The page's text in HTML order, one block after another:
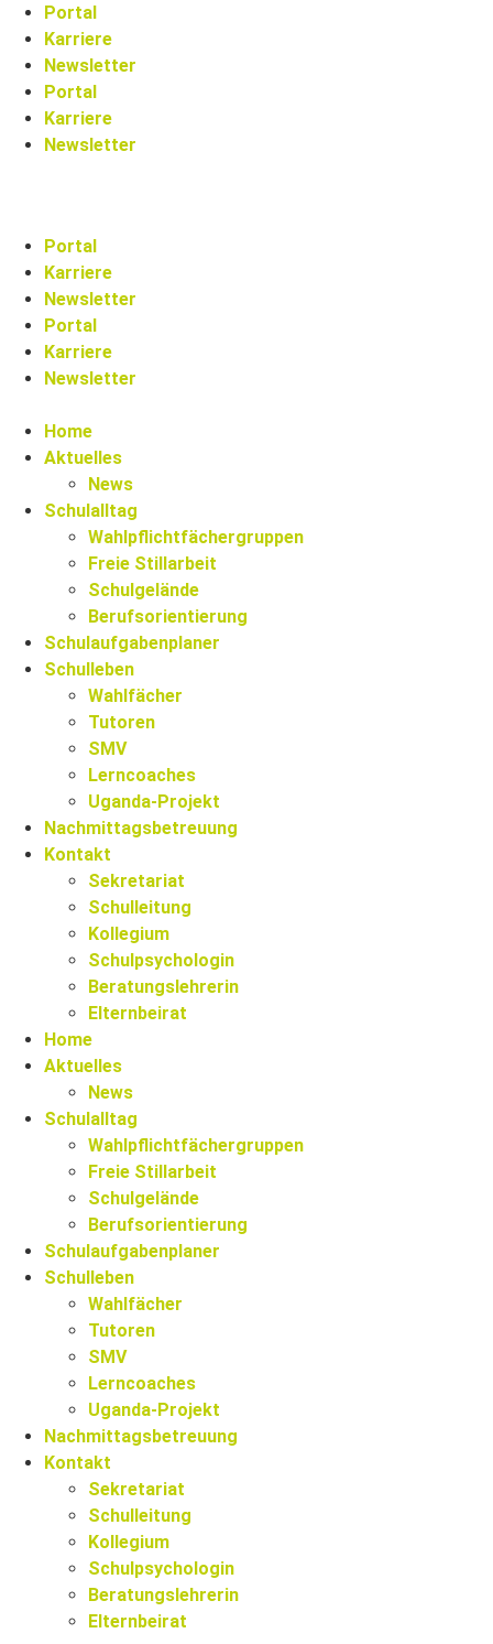
Zum
Inhalt
springen
Portal
Karriere
Newsletter
Portal
Karriere
Newsletter
Portal
Karriere
Newsletter
Portal
Karriere
Newsletter
Home
Aktuelles
News
Schulalltag
Wahlpflichtfächergruppen
Freie Stillarbeit
Schulgelände
Berufsorientierung
Schulaufgabenplaner
Schulleben
Wahlfächer
Tutoren
SMV
Lerncoaches
Uganda-Projekt
Nachmittagsbetreuung
Kontakt
Sekretariat
Schulleitung
Kollegium
Schulpsychologin
Beratungslehrerin
Elternbeirat
Home
Aktuelles
News
Schulalltag
Wahlpflichtfächergruppen
Freie Stillarbeit
Schulgelände
Berufsorientierung
Schulaufgabenplaner
Schulleben
Wahlfächer
Tutoren
SMV
Lerncoaches
Uganda-Projekt
Nachmittagsbetreuung
Kontakt
Sekretariat
Schulleitung
Kollegium
Schulpsychologin
Beratungslehrerin
Elternbeirat